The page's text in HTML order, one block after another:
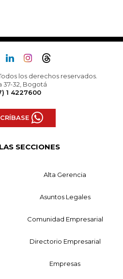
los derechos reservados.
37-32, Bogotá
1 4227600
SECCIONES
Alta Gerencia
Asuntos Legales
Comunidad Empresarial
Directorio Empresarial
Empresas